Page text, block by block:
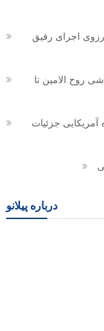
اجرای رفیق
روح الامین تا
جزئیات
درباره پیلانو